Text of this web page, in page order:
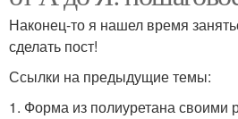
Наконец-то я нашел время
сделать пост!
Ссылки на предыдущие темы:
1. Форма из полиуретана своими